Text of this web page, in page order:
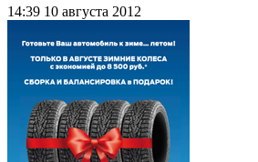
14:39 10 августа 2012